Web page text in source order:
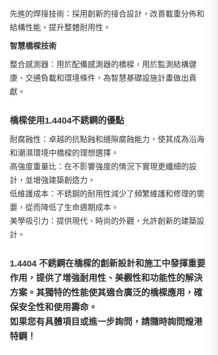
先進的焊接技術：採用創新的接合設計，改善載重分佈和
結構性能，提升整體耐用性。
智慧橋樑技術
整合感測器：用於配備感測器的橋樑，用於監測結構健
康、交通負載和環境條件，為智慧基礎設施計畫做出貢
獻。
橋樑使用1.4404不銹鋼的優點
耐腐蝕性：卓越的抗點蝕和縫隙腐蝕能力，使其成為沿海
和潮濕環境中橋樑的理想選擇。
高強度重量比：在不影響強度的情況下實現更纖細的設
計，並增強建築創造力。
低維護成本：不銹鋼的耐用性減少了頻繁維護和修理的需
要，從而降低了生命週期成本。
美學吸引力：提供現代、時尚的外觀，允許創新的建築設
計。
1.4404 不銹鋼在橋樑的創新設計和施工中發揮重要
作用，提供了增強耐用性、美觀性和功能性的解決
方案。其獨特的性能使其適合廣泛的橋樑應用，確
保安全性和使用壽命。
如果您有具體項目或進一步詢問，請隨時詢問煌港
特鋼！